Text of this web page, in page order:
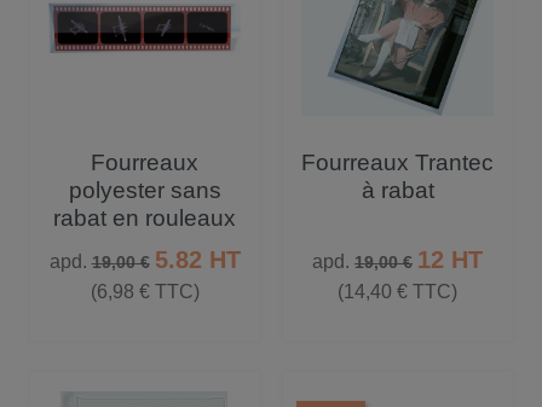
Fourreaux
polyester sans
rabat en rouleaux
apd. Prix de base
19,00 € Prix
5.82 HT
(6,98 € TTC)
Fourreaux Trantec
à rabat
apd. Prix de base
19,00 € Prix
12 HT
(14,40 € TTC)